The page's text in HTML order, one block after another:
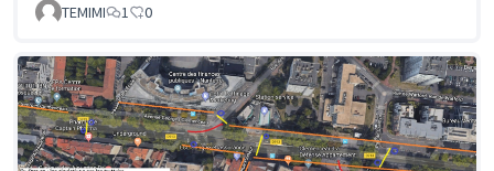
TEMIMI
1 0